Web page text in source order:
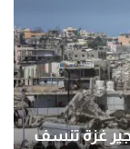
غزة تنسف